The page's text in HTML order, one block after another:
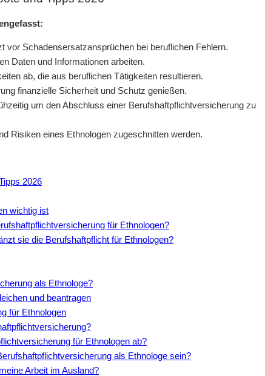
vor Schadensersatzansprüchen bei beruflichen Fehlern.
Daten und Informationen arbeiten.
ab, die aus beruflichen Tätigkeiten resultieren.
finanzielle Sicherheit und Schutz genießen.
um den Abschluss einer Berufshaftpflichtversicherung zu
Risiken eines Ethnologen zugeschnitten werden.
2026
wichtig ist
für Ethnologen?
sie die Berufshaftpflicht für Ethnologen?
als Ethnologe?
und beantragen
für Ethnologen
für Ethnologen ab?
als Ethnologe sein?
Arbeit im Ausland?